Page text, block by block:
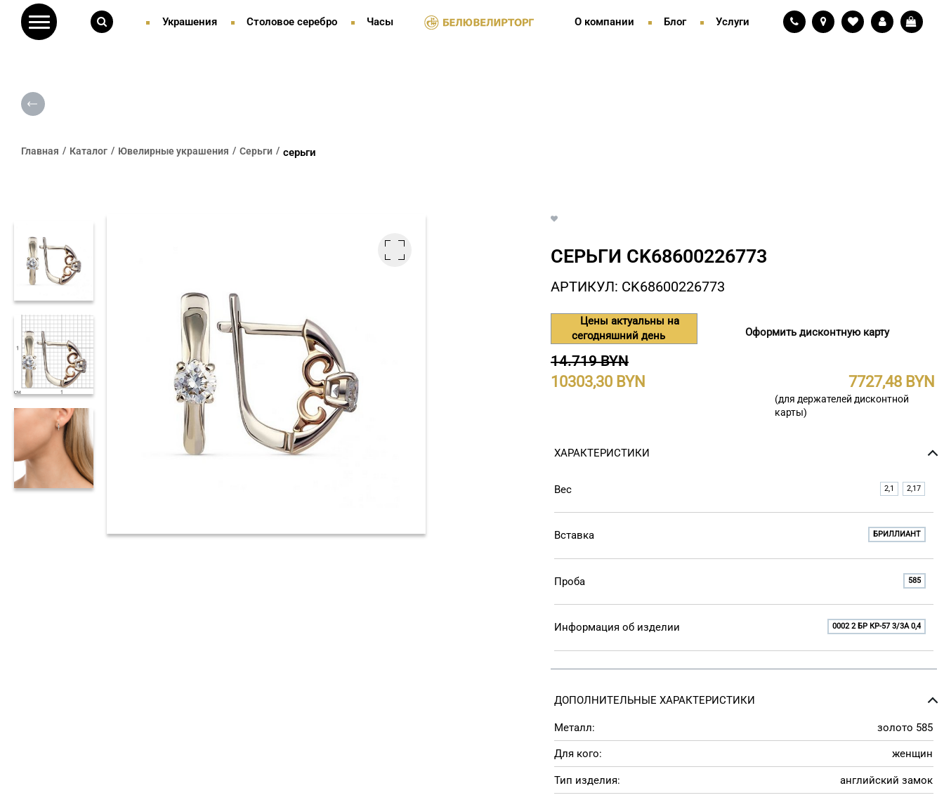
Украшения Столовое серебро Часы О компании Блог Услуги
Главная Каталог Ювелирные украшения Серьги серьги
СЕРЬГИ СK68600226773
АРТИКУЛ: СK68600226773
Цены актуальны на
сегодняшний день
Оформить дисконтную карту
14.719 BYN
10303,30 7727,48
(для держателей дисконтной
карты)
ХАРАКТЕРИСТИКИ
Вес 2,1 2,17
Вставка БРИЛЛИАНТ
Проба 585
Информация об изделии 0002 2 БР КР-57 3/3A 0,4
ДОПОЛНИТЕЛЬНЫЕ ХАРАКТЕРИСТИКИ
Металл: золото 585
Для кого: женщин
Тип изделия: английский замок